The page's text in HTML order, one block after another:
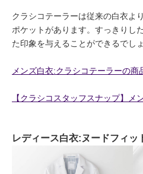
クラシコテーラーは従来の白衣よ
ポケットがあります。すっきりし
た印象を与えることができるでしょ
メンズ白衣:クラシコテーラーの商
【クラシコスタッフスナップ】メ
レディース白衣:ヌードフィッ